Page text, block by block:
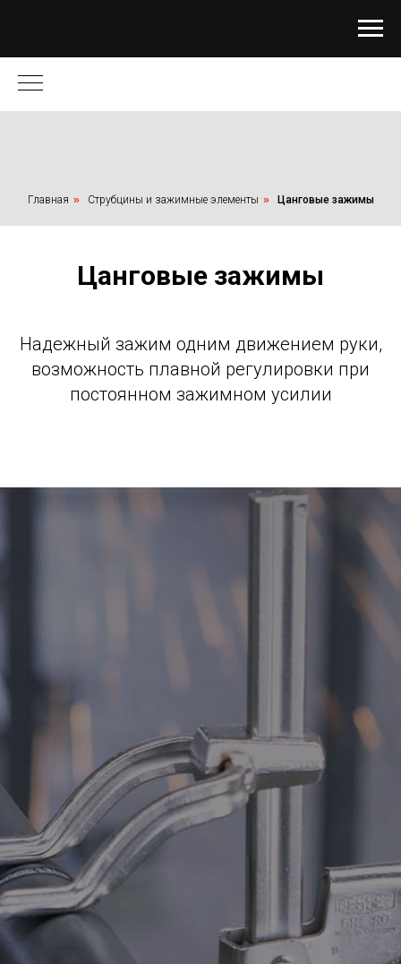
Главная » Струбцины и зажимные элементы » Цанговые зажимы
Цанговые зажимы
Надежный зажим одним движением руки,
возможность плавной регулировки при
постоянном зажимном усилии